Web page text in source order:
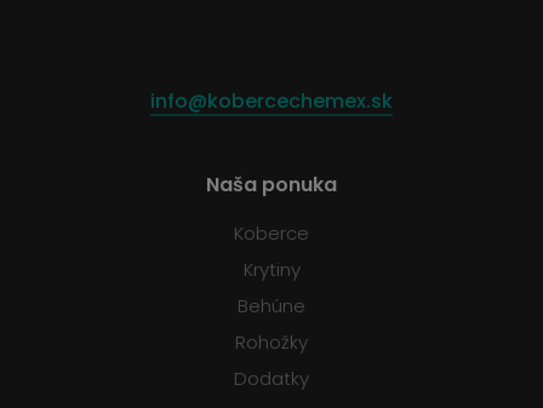
info@kobercechemex.sk
Naša ponuka
Koberce
Krytiny
Behúne
Rohožky
Dodatky